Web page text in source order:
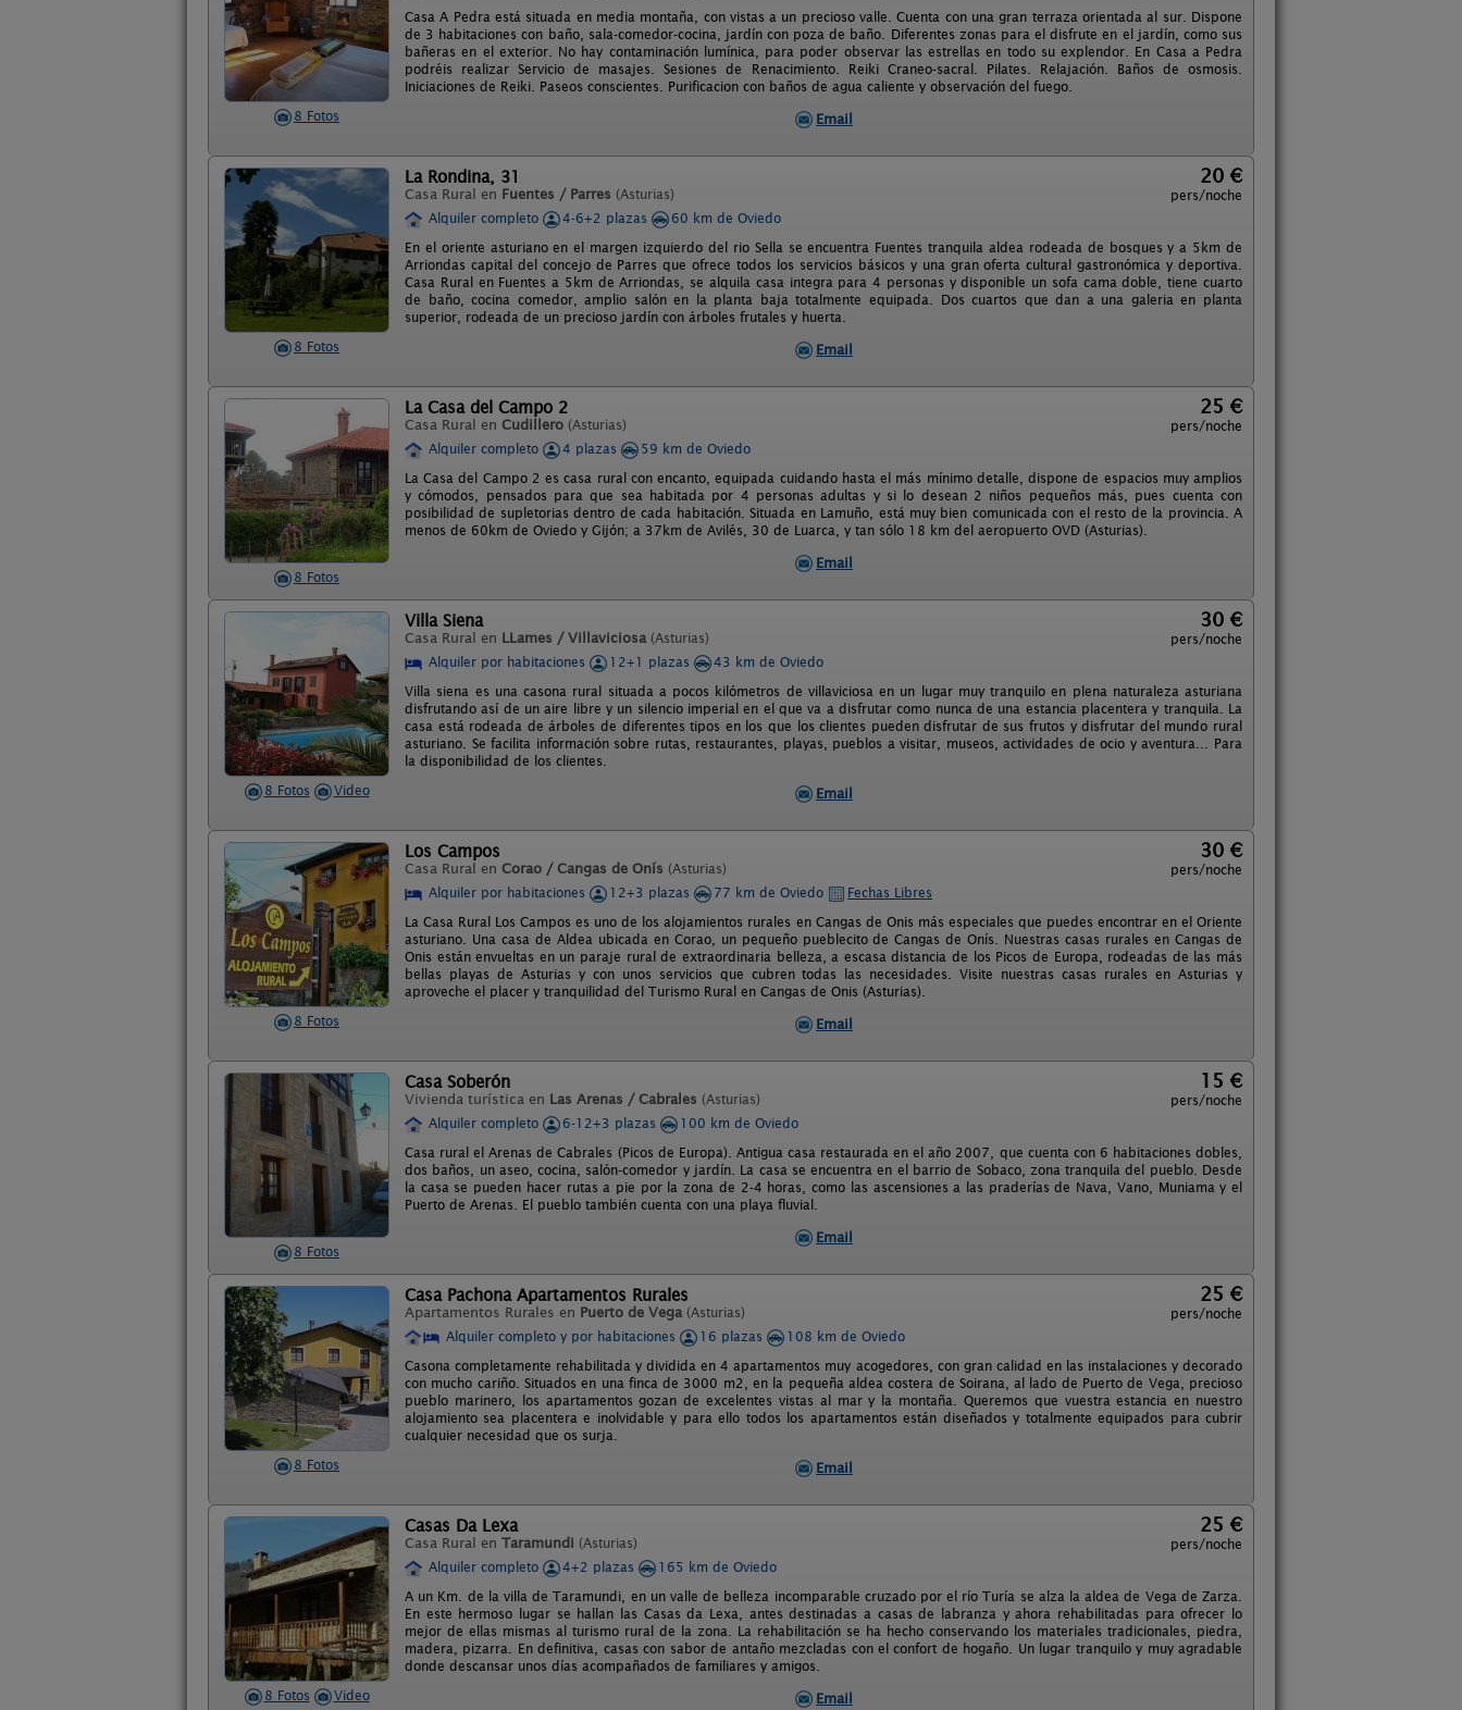
8 Fotos
Casa A Pedra está situada en media montaña, con vistas a un precioso valle. Cuenta con una gran terraza orientada al sur. Dispone
de 3 habitaciones con baño, sala-comedor-cocina, jardín con poza de baño. Diferentes zonas para el disfrute en el jardín, como sus
bañeras en el exterior. No hay contaminación lumínica, para poder observar las estrellas en todo su explendor. En Casa a Pedra
podréis realizar Servicio de masajes. Sesiones de Renacimiento. Reiki Craneo-sacral. Pilates. Relajación. Baños de osmosis.
Iniciaciones de Reiki. Paseos conscientes. Purificacion con baños de agua caliente y observación del fuego.
Email
8 Fotos
La Rondina, 31
Casa Rural en Fuentes / Parres (Asturias)
20 €
pers/noche
Alquiler completo
4-6+2 plazas
60 km de Oviedo
En el oriente asturiano en el margen izquierdo del rio Sella se encuentra Fuentes tranquila aldea rodeada de bosques y a 5km de
Arriondas capital del concejo de Parres que ofrece todos los servicios básicos y una gran oferta cultural gastronómica y deportiva.
Casa Rural en Fuentes a 5km de Arriondas, se alquila casa integra para 4 personas y disponible un sofa cama doble, tiene cuarto
de baño, cocina comedor, amplio salón en la planta baja totalmente equipada. Dos cuartos que dan a una galeria en planta
superior, rodeada de un precioso jardín con árboles frutales y huerta.
Email
8 Fotos
La Casa del Campo 2
Casa Rural en Cudillero (Asturias)
25 €
pers/noche
Alquiler completo
4 plazas
59 km de Oviedo
La Casa del Campo 2 es casa rural con encanto, equipada cuidando hasta el más mínimo detalle, dispone de espacios muy amplios
y cómodos, pensados para que sea habitada por 4 personas adultas y si lo desean 2 niños pequeños más, pues cuenta con
posibilidad de supletorias dentro de cada habitación. Situada en Lamuño, está muy bien comunicada con el resto de la provincia. A
menos de 60km de Oviedo y Gijón; a 37km de Avilés, 30 de Luarca, y tan sólo 18 km del aeropuerto OVD (Asturias).
Email
8 Fotos Video
Villa Siena
Casa Rural en LLames / Villaviciosa (Asturias)
30 €
pers/noche
Alquiler por habitaciones
12+1 plazas
43 km de Oviedo
Villa siena es una casona rural situada a pocos kilómetros de villaviciosa en un lugar muy tranquilo en plena naturaleza asturiana
disfrutando así de un aire libre y un silencio imperial en el que va a disfrutar como nunca de una estancia placentera y tranquila. La
casa está rodeada de árboles de diferentes tipos en los que los clientes pueden disfrutar de sus frutos y disfrutar del mundo rural
asturiano. Se facilita información sobre rutas, restaurantes, playas, pueblos a visitar, museos, actividades de ocio y aventura... Para
la disponibilidad de los clientes.
Email
8 Fotos
Los Campos
Casa Rural en Corao / Cangas de Onís (Asturias)
30 €
pers/noche
Alquiler por habitaciones
12+3 plazas 77 km de Oviedo
Fechas Libres
La Casa Rural Los Campos es uno de los alojamientos rurales en Cangas de Onis más especiales que puedes encontrar en el Oriente
asturiano. Una casa de Aldea ubicada en Corao, un pequeño pueblecito de Cangas de Onís. Nuestras casas rurales en Cangas de
Onis están envueltas en un paraje rural de extraordinaria belleza, a escasa distancia de los Picos de Europa, rodeadas de las más
bellas playas de Asturias y con unos servicios que cubren todas las necesidades. Visite nuestras casas rurales en Asturias y
aproveche el placer y tranquilidad del Turismo Rural en Cangas de Onis (Asturias).
Email
8 Fotos
Casa Soberón
Vivienda turística en Las Arenas / Cabrales (Asturias)
15 €
pers/noche
Alquiler completo
6-12+3 plazas
100 km de Oviedo
Casa rural el Arenas de Cabrales (Picos de Europa). Antigua casa restaurada en el año 2007, que cuenta con 6 habitaciones dobles,
dos baños, un aseo, cocina, salón-comedor y jardín. La casa se encuentra en el barrio de Sobaco, zona tranquila del pueblo. Desde
la casa se pueden hacer rutas a pie por la zona de 2-4 horas, como las ascensiones a las praderías de Nava, Vano, Muniama y el
Puerto de Arenas. El pueblo también cuenta con una playa fluvial.
Email
8 Fotos
Casa Pachona Apartamentos Rurales
Apartamentos Rurales en Puerto de Vega (Asturias)
25 €
pers/noche
Alquiler completo y por habitaciones
16 plazas
108 km de Oviedo
Casona completamente rehabilitada y dividida en 4 apartamentos muy acogedores, con gran calidad en las instalaciones y decorado
con mucho cariño. Situados en una finca de 3000 m2, en la pequeña aldea costera de Soirana, al lado de Puerto de Vega, precioso
pueblo marinero, los apartamentos gozan de excelentes vistas al mar y la montaña. Queremos que vuestra estancia en nuestro
alojamiento sea placentera e inolvidable y para ello todos los apartamentos están diseñados y totalmente equipados para cubrir
cualquier necesidad que os surja.
Email
8 Fotos Video
Casas Da Lexa
Casa Rural en Taramundi (Asturias)
25 €
pers/noche
Alquiler completo
4+2 plazas
165 km de Oviedo
A un Km. de la villa de Taramundi, en un valle de belleza incomparable cruzado por el río Turía se alza la aldea de Vega de Zarza.
En este hermoso lugar se hallan las Casas da Lexa, antes destinadas a casas de labranza y ahora rehabilitadas para ofrecer lo
mejor de ellas mismas al turismo rural de la zona. La rehabilitación se ha hecho conservando los materiales tradicionales, piedra,
madera, pizarra. En definitiva, casas con sabor de antaño mezcladas con el confort de hogaño. Un lugar tranquilo y muy agradable
donde descansar unos días acompañados de familiares y amigos.
Email